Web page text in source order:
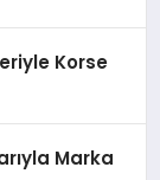
Korse
Marka